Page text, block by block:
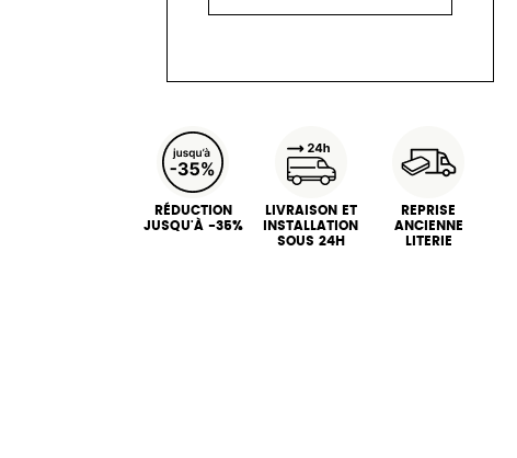
RÉDUCTION
JUSQU'À -35%
LIVRAISON ET
INSTALLATION
SOUS 24H
REPRISE
ANCIENNE
LITERIE